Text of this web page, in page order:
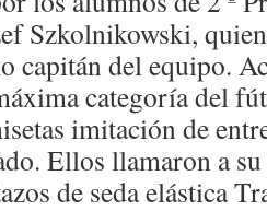
Szkolnikowski,
capitán del equipo.
categoría del
imitación de
Ellos llamaron a
de seda elástica